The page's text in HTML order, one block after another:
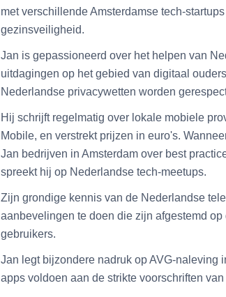
met verschillende Amsterdamse tech-
gezinsveiligheid.
Jan is gepassioneerd over het helpen van
uitdagingen op het gebied van digitaal
Nederlandse privacywetten worden
Hij schrijft regelmatig over lokale mobiele
Mobile, en verstrekt prijzen in euro's.
Jan bedrijven in Amsterdam over best
spreekt hij op Nederlandse tech-meetups.
Zijn grondige kennis van de Nederlandse
aanbevelingen te doen die zijn afgestemd
gebruikers.
Jan legt bijzondere nadruk op AVG-naleving
apps voldoen aan de strikte voorschriften